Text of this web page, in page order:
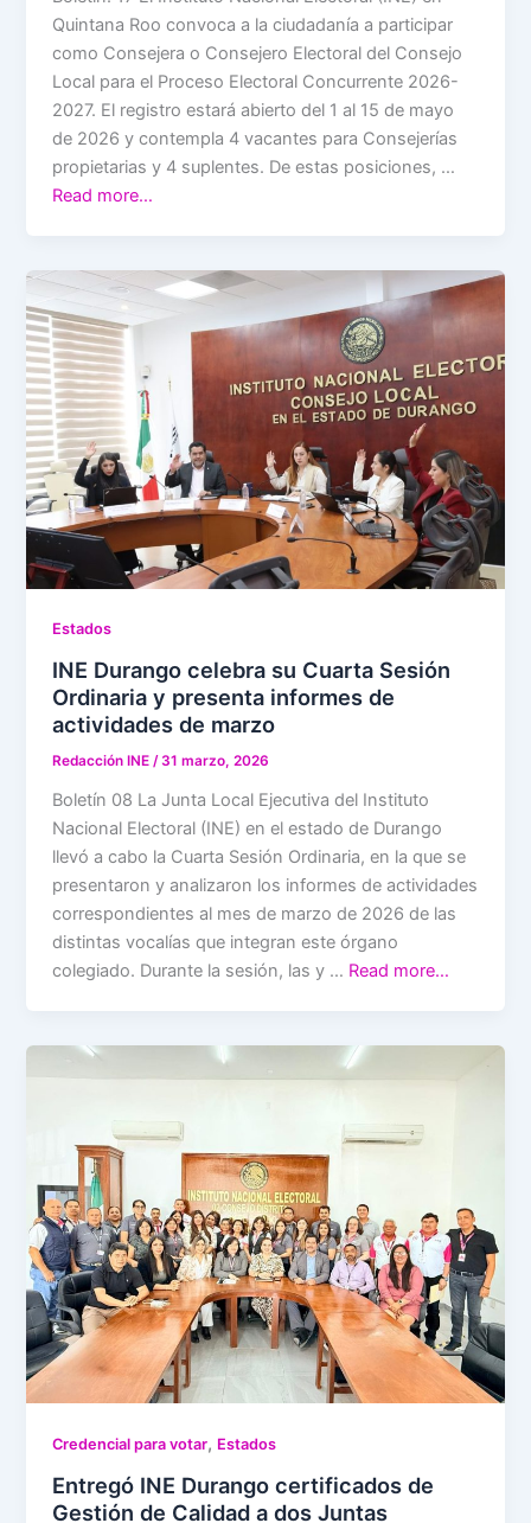
Quintana Roo convoca a la ciudadanía a participar
como Consejera o Consejero Electoral del Consejo
Local para el Proceso Electoral Concurrente 2026-
2027. El registro estará abierto del 1 al 15 de mayo
de 2026 y contempla 4 vacantes para Consejerías
propietarias y 4 suplentes. De estas posiciones, …
Read more…
Estados
INE Durango celebra su Cuarta Sesión
Ordinaria y presenta informes de
actividades de marzo
Redacción INE/31 marzo, 2026
Boletín 08 La Junta Local Ejecutiva del Instituto
Nacional Electoral (INE) en el estado de Durango
llevó a cabo la Cuarta Sesión Ordinaria, en la que se
presentaron y analizaron los informes de actividades
correspondientes al mes de marzo de 2026 de las
distintas vocalías que integran este órgano
colegiado. Durante la sesión, las y … Read more…
Credencial para votar, Estados
Entregó INE Durango certificados de
Gestión de Calidad a dos Juntas